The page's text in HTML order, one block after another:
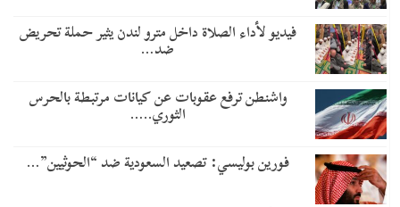
فيديو لأداء الصلاة داخل مترو لندن يثير حملة تحريض
ضد…
واشنطن ترفع عقوبات عن كيانات مرتبطة بالحرس
الثوري..…
​فورين بوليسي: تصعيد السعودية ضد “الحوثيين”…